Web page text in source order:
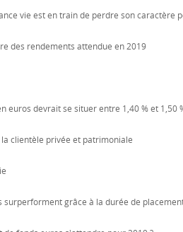
vie est en train de perdre son caractère
des rendements attendue en 2019
euros devrait se situer entre 1,40 % et 1,50
clientèle privée et patrimoniale
surperforment grâce à la durée de